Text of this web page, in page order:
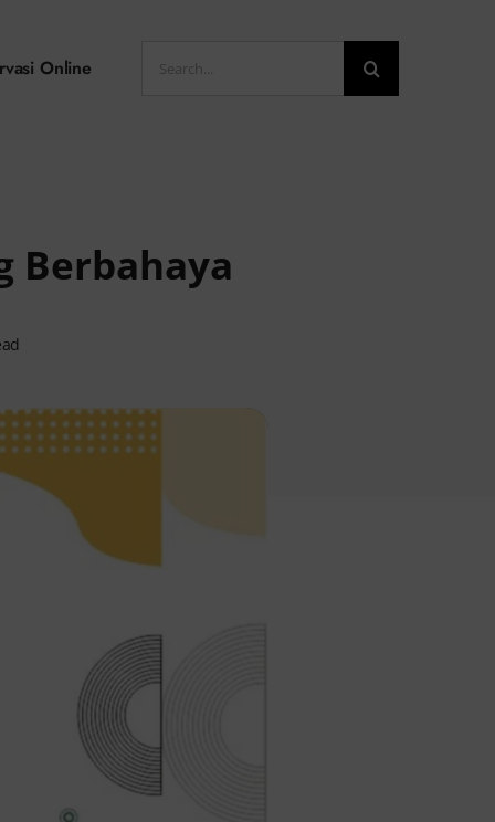
Online
for:
Berbahaya